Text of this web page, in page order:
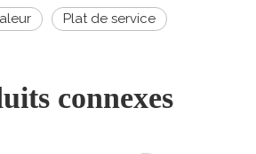
Plat de service
connexes